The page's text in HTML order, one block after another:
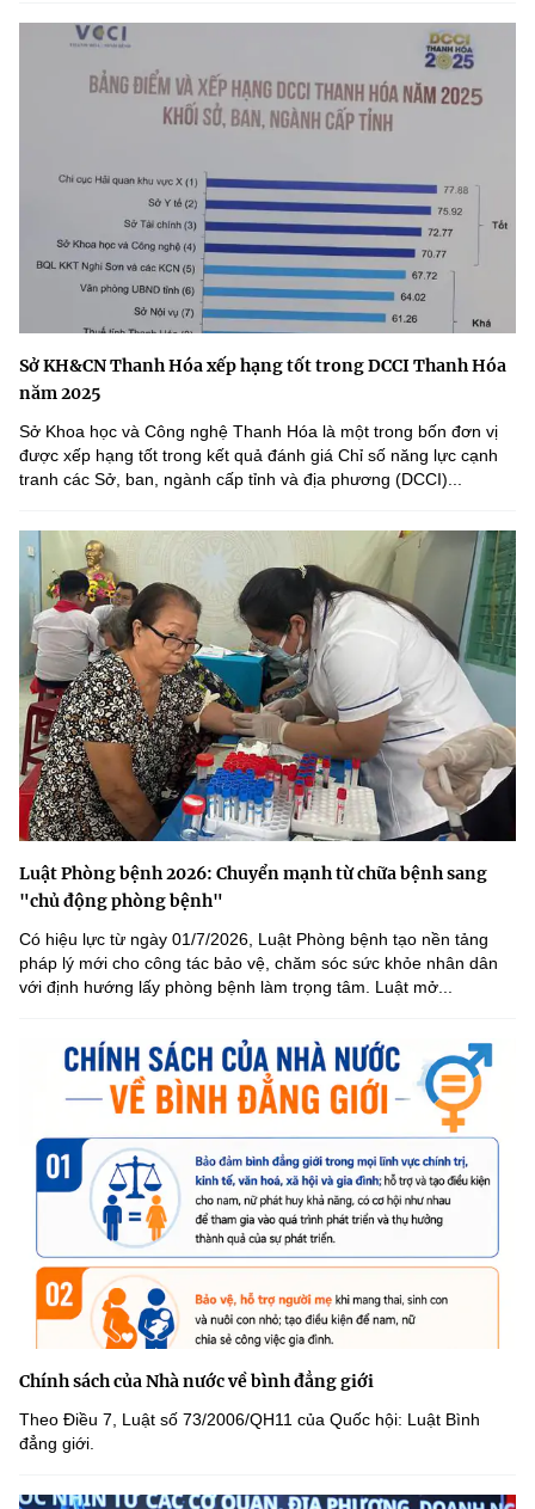
Sở KH&CN Thanh Hóa xếp hạng tốt trong DCCI Thanh Hóa
năm 2025
Sở Khoa học và Công nghệ Thanh Hóa là một trong bốn đơn vị
được xếp hạng tốt trong kết quả đánh giá Chỉ số năng lực cạnh
tranh các Sở, ban, ngành cấp tỉnh và địa phương (DCCI)...
Luật Phòng bệnh 2026: Chuyển mạnh từ chữa bệnh sang
"chủ động phòng bệnh"
Có hiệu lực từ ngày 01/7/2026, Luật Phòng bệnh tạo nền tảng
pháp lý mới cho công tác bảo vệ, chăm sóc sức khỏe nhân dân
với định hướng lấy phòng bệnh làm trọng tâm. Luật mở...
Chính sách của Nhà nước về bình đẳng giới
Theo Điều 7, Luật số 73/2006/QH11 của Quốc hội: Luật Bình
đẳng giới.